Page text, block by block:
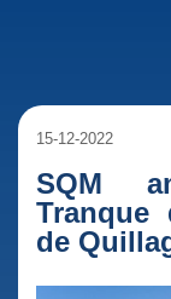
15-12-2022
SQM
Tranque
de